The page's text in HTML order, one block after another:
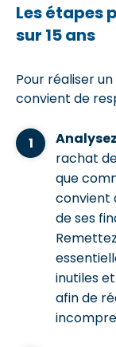
Les étapes
sur 15 ans
Pour réaliser
convient de
rachat
que
convient
de ses
inutiles
afin de